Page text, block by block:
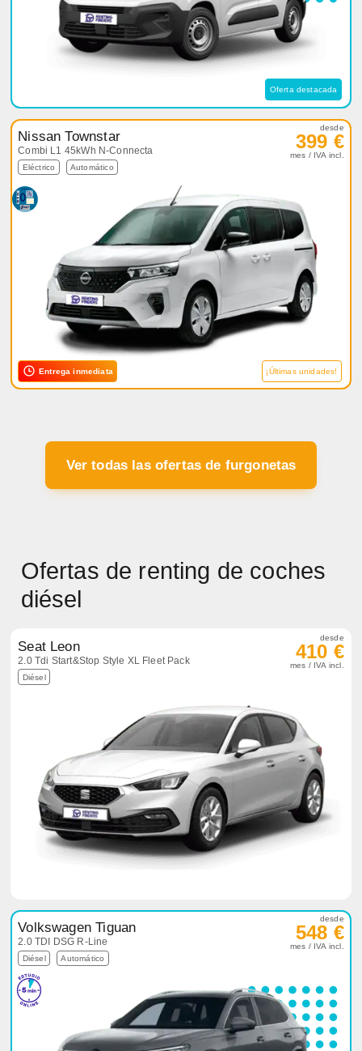
Oferta destacada
Nissan Townstar
Combi L1 45kWh N-Connecta
Eléctrico Automático
desde
399 €
mes / IVA incl.
Entrega inmediata ¡Últimas unidades!
Ver todas las ofertas de furgonetas
Ofertas de renting de coches
diésel
Seat Leon
2.0 Tdi Start&Stop Style XL Fleet Pack
Diésel
desde
410 €
mes / IVA incl.
Volkswagen Tiguan
2.0 TDI DSG R-Line
Diésel Automático
desde
548 €
mes / IVA incl.